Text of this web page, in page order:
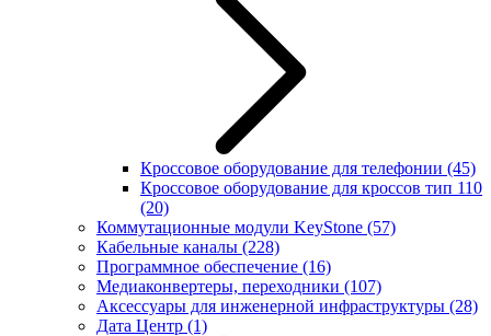
Кроссовое оборудование для телефонии (45)
Кроссовое оборудование для кроссов тип 110
(20)
Коммутационные модули KeyStone (57)
Кабельные каналы (228)
Программное обеспечение (16)
Медиаконвертеры, переходники (107)
Аксессуары для инженерной инфраструктуры (28)
Дата Центр (1)